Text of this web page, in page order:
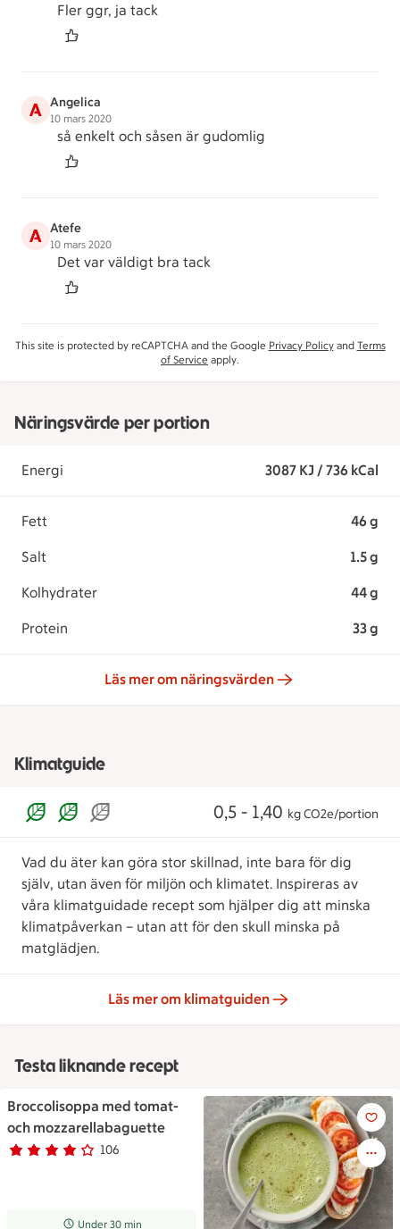
Fler ggr, ja tack
A Angelica
10 mars 2020
så enkelt och såsen är gudomlig
A Atefe
10 mars 2020
Det var väldigt bra tack
This site is protected by reCAPTCHA and the Google Privacy Policyand Terms
of Service apply.
Näringsvärde per portion
Energi 3087 KJ / 736 kCal
Fett 46 g
Salt 1.5 g
Kolhydrater 44 g
Protein 33 g
Läs mer om näringsvärden
Klimatguide
0,5 - 1,40 kg CO2e/portion
Vad du äter kan göra stor skillnad, inte bara för dig
själv, utan även för miljön och klimatet. Inspireras av
våra klimatguidade recept som hjälper dig att minska
klimatpåverkan – utan att för den skull minska på
matglädjen.
Läs mer om klimatguiden
Testa liknande recept
Broccolisoppa med tomat-
och mozzarellabaguette
Betyg 4 av 5.
106
106 personer har röstat
Receptet tar Under 30 min att tillaga
Under 30 min
Broccolisoppa med tomat-